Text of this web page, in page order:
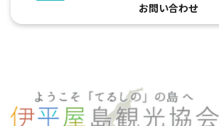
お問い合わせ